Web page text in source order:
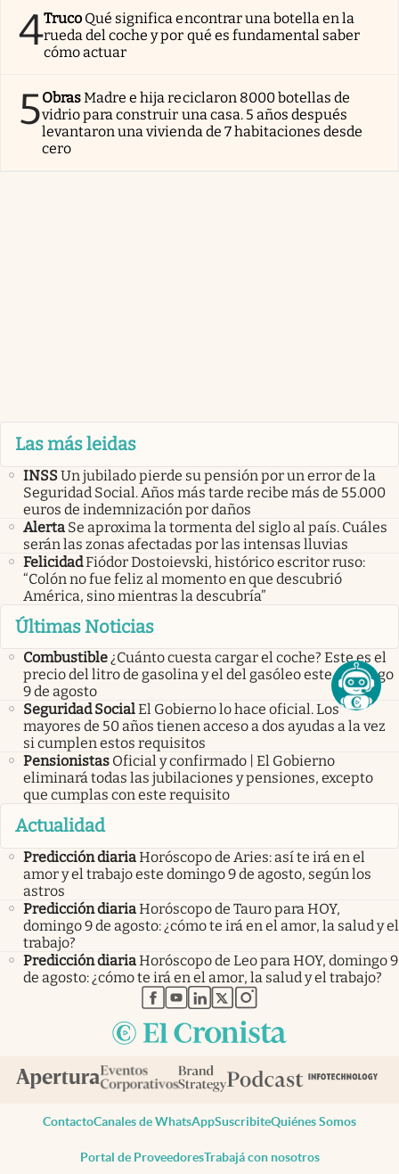
4Truco Qué significa encontrar una botella en la
rueda del coche y por qué es fundamental saber
cómo actuar
5ObrasMadre e hija reciclaron 8000 botellas de
vidrio para construir una casa. 5 años después
levantaron una vivienda de 7 habitaciones desde
cero
Las más leidas
INSSUn jubilado pierde su pensión por un error de la
Seguridad Social. Años más tarde recibe más de 55.000
euros de indemnización por daños
Alerta Se aproxima la tormenta del siglo al país. Cuáles
serán las zonas afectadas por las intensas lluvias
FelicidadFiódor Dostoievski, histórico escritor ruso:
“Colón no fue feliz al momento en que descubrió
América, sino mientras la descubría”
Últimas Noticias
Combustible¿Cuánto cuesta cargar el coche? Este es el
precio del litro de gasolina y el del gasóleo este domingo
9 de agosto
Seguridad SocialEl Gobierno lo hace oficial. Los
mayores de 50 años tienen acceso a dos ayudas a la vez
si cumplen estos requisitos
Pensionistas Oficial y confirmado | El Gobierno
eliminará todas las jubilaciones y pensiones, excepto
que cumplas con este requisito
Actualidad
Predicción diariaHoróscopo de Aries: así te irá en el
amor y el trabajo este domingo 9 de agosto, según los
astros
Predicción diariaHoróscopo de Tauro para HOY,
domingo 9 de agosto: ¿cómo te irá en el amor, la salud y el
trabajo?
Predicción diariaHoróscopo de Leo para HOY, domingo 9
de agosto: ¿cómo te irá en el amor, la salud y el trabajo?
abre en nueva pestaña
abre en nueva pestaña
abre en nueva pestaña
abre en nueva pestaña
abre en nueva pestaña
ContactoCanales de WhatsAppSuscribiteQuiénes Somos
Portal de ProveedoresTrabajá con nosotros